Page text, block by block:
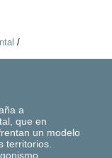
/
a
que en
un modelo
territorios.